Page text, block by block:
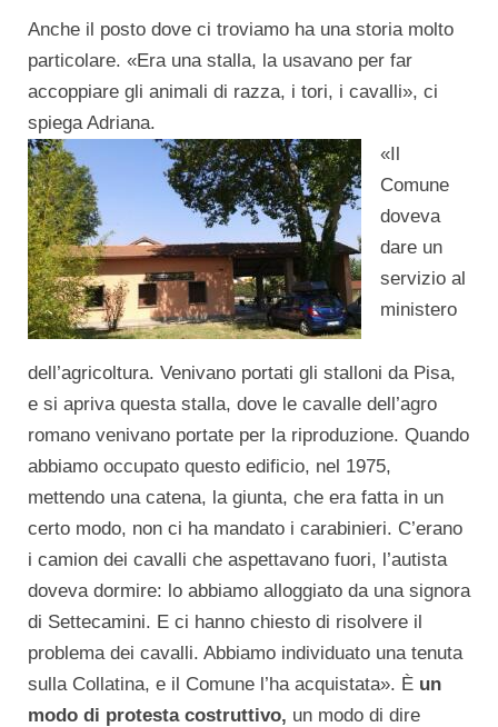
Anche il posto dove ci troviamo ha una storia molto
particolare. «Era una stalla, la usavano per far
accoppiare gli animali di razza, i tori, i cavalli», ci
spiega Adriana.
«Il
Comune
doveva
dare un
servizio al
ministero
dell’agricoltura. Venivano portati gli stalloni da Pisa,
e si apriva questa stalla, dove le cavalle dell’agro
romano venivano portate per la riproduzione. Quando
abbiamo occupato questo edificio, nel 1975,
mettendo una catena, la giunta, che era fatta in un
certo modo, non ci ha mandato i carabinieri. C’erano
i camion dei cavalli che aspettavano fuori, l’autista
doveva dormire: lo abbiamo alloggiato da una signora
di Settecamini. E ci hanno chiesto di risolvere il
problema dei cavalli. Abbiamo individuato una tenuta
sulla Collatina, e il Comune l’ha acquistata». È un
modo di protesta costruttivo, un modo di dire